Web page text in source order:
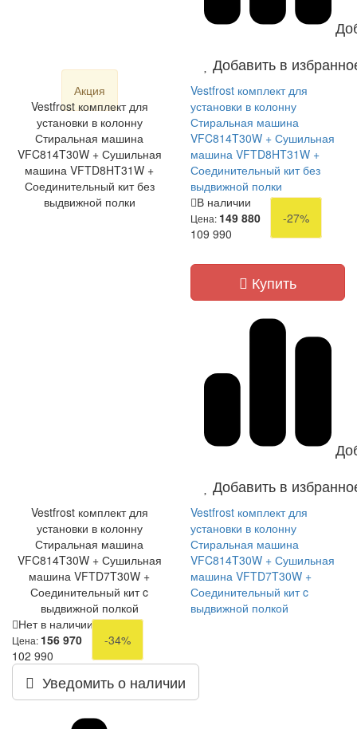
Добавить в
Акция
Vestfrost комплект для
установки в колонну
Стиральная машина
VFC814T30W + Сушильная
машина VFTD8HT31W +
Соединительный кит без
выдвижной полки
Vestfrost комплект для
установки в колонну
Стиральная машина
VFC814T30W + Сушильная
машина VFTD8HT31W +
Соединительный кит без
выдвижной полки
В наличии
Цена: 149 880
-27%
109 990
Купить
Добавить в
Vestfrost комплект для
установки в колонну
Стиральная машина
VFC814T30W + Сушильная
машина VFTD7T30W +
Соединительный кит c
выдвижной полкой
Vestfrost комплект для
установки в колонну
Стиральная машина
VFC814T30W + Сушильная
машина VFTD7T30W +
Соединительный кит c
выдвижной полкой
Нет в наличии
Цена: 156 970
-34%
102 990
Уведомить о наличии